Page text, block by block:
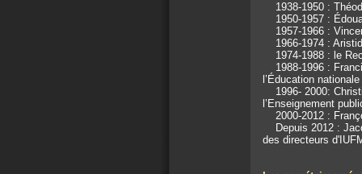
1938-1950 :
1950-1957 :
1957-1966 :
1966-1974 :
1974-1988 : le
1988-1996 :
l’Éducation nationale
1996- 2000:
l’Enseignement
2000-2012 :
Depuis 2012 :
des directeurs